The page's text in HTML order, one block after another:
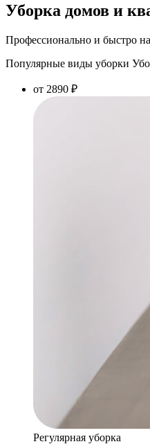
Уборка домов и
Профессионально и быстро
Популярные виды уборки
от 2890 ₽
Регулярная уборка